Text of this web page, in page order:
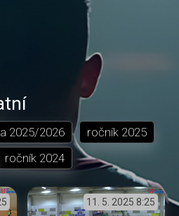
2025/2026 ročník 2025
ročník 2024
11. 5. 2025 8:25